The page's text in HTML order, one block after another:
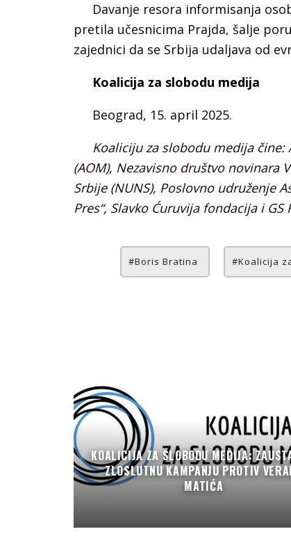
Davanje resora informisanja
pretila učesnicima Prajda, šalje
zajednici da se Srbija udaljava od
Koalicija za slobodu medija
Beograd, 15. april 2025.
Koaliciju za slobodu medijačine:
(AOM), Nezavisno društvo novinara
Srbije (NUNS), Poslovno udruženje
Pres“, Slavko Ćuruvija fondacija i GS
Boris Bratina Koalicija
KOALICIJA ZA SLOBODU MEDIJA:
ZLOSLUTNU KAMPANJU PROTIV
MATIĆA